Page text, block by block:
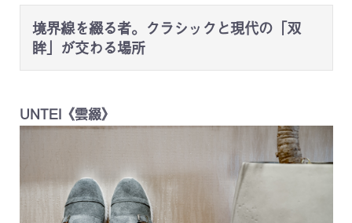
境界線を綴る者。クラシックと現代の「双
眸」が交わる場所
UNTEI《雲綴》